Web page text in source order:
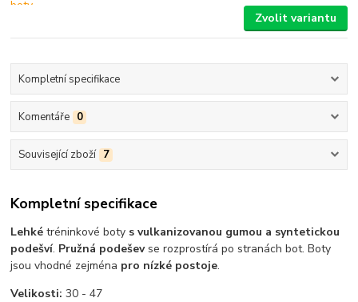
Zvolit variantu
Kompletní specifikace
Komentáře 0
Související zboží 7
Kompletní specifikace
Lehké tréninkové boty s vulkanizovanou gumou a syntetickou
podešví. Pružná podeševse rozprostírá po stranách bot. Boty
jsou vhodné zejména pro nízké postoje.
Velikosti: 30 - 47